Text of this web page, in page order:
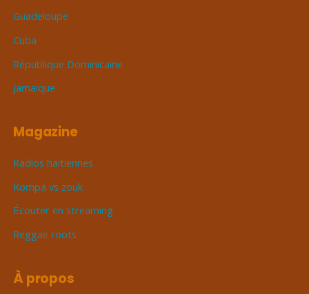
Guadeloupe
Cuba
République Dominicaine
Jamaïque
Magazine
Radios haïtiennes
Kompa vs zouk
Écouter en streaming
Reggae roots
À propos